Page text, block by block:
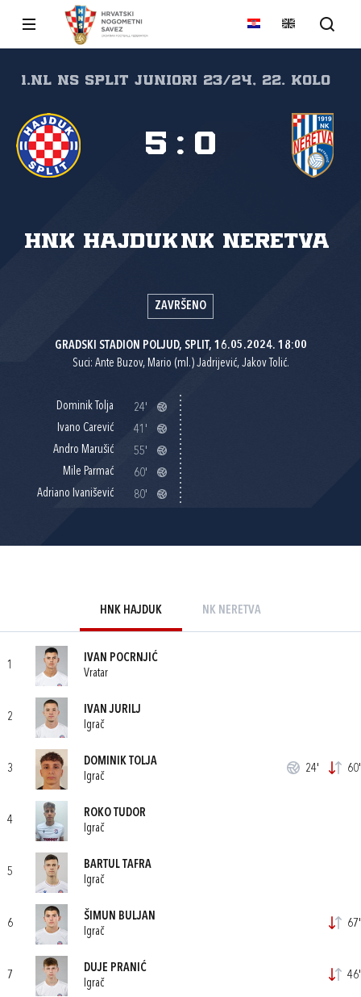
1.NL NS Split Juniori 23/24, 22. kolo
HNK Hajduk NK Neretva
5 : 0
ZAVRŠENO
GRADSKI STADION POLJUD, SPLIT, 16.05.2024. 18:00
Suci: Ante Buzov, Mario (ml.) Jadrijević, Jakov Tolić.
Dominik Tolja
24'
Ivano Carević
41'
Andro Marušić
55'
Mile Parmać
60'
Adriano Ivanišević
80'
HNK HAJDUK NK NERETVA
1
IVAN POCRNJIĆ
Vratar
2
IVAN JURILJ
Igrač
3
DOMINIK TOLJA
Igrač
24' 60'
4
ROKO TUDOR
Igrač
5
BARTUL TAFRA
Igrač
6
ŠIMUN BULJAN
Igrač
67'
7
DUJE PRANIĆ
Igrač
46'